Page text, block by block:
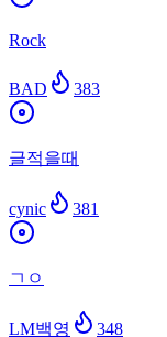
Rock
BAD 383
글적을때
cynic 381
ㄱㅇ
LM백영 348